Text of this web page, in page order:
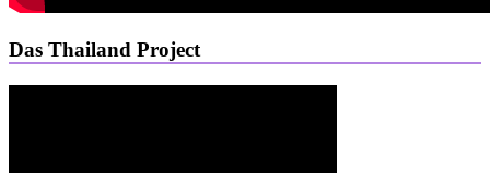
Das Thailand Project